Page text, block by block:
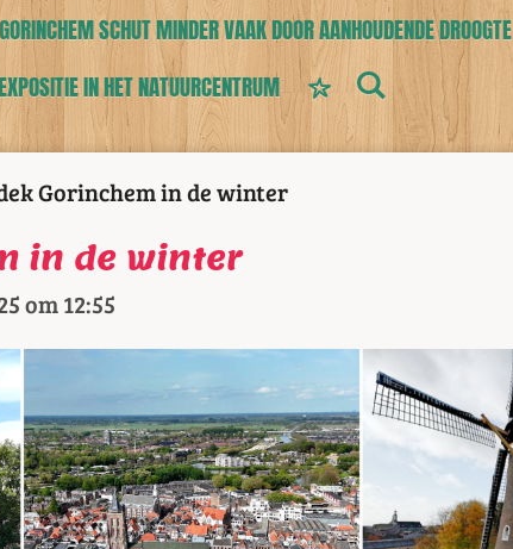
SCHUT MINDER VAAK DOOR AANHOUDENDE DROOGTE
IN HET NATUURCENTRUM
Gorinchem in de winter
in de winter
om 12:55